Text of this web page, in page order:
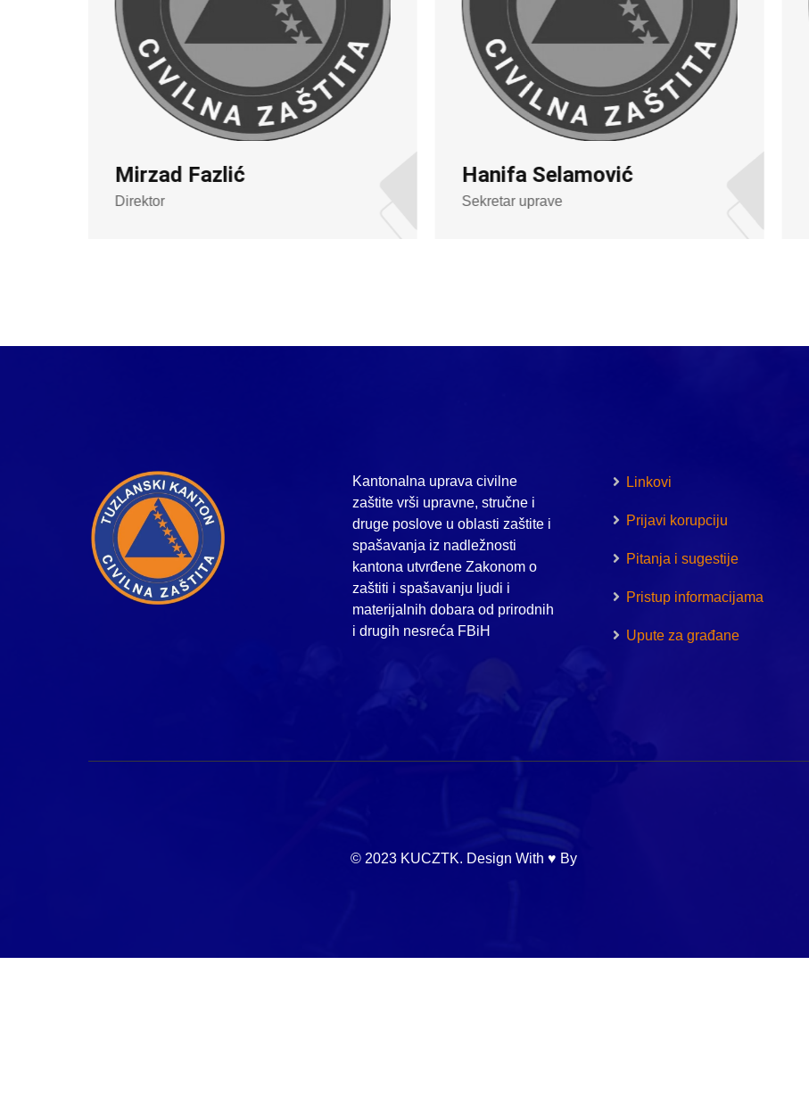
Mirzad Fazlić
Direktor
Hanifa Selamović
Sekretar uprave
Kantonalna uprava civilne
zaštite vrši upravne, stručne i
druge poslove u oblasti zaštite i
spašavanja iz nadležnosti
kantona utvrđene Zakonom o
zaštiti i spašavanju ljudi i
materijalnih dobara od prirodnih
i drugih nesreća FBiH
Linkovi
Prijavi korupciju
Pitanja i sugestije
Pristup informacijama
Upute za građane
© 2023 KUCZTK. Design With ♥ By